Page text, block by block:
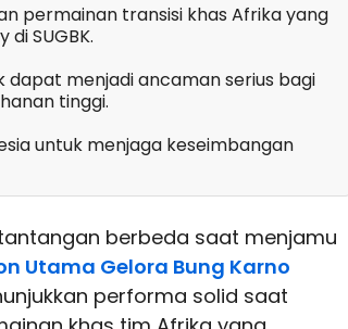
permainan transisi khas Afrika yang
SUGBK.
menjadi ancaman serius bagi
tinggi.
untuk menjaga keseimbangan
berbeda saat menjamu
Utama Gelora Bung Karno
performa solid saat